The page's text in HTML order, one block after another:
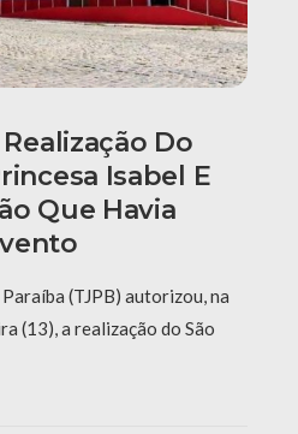
Do
Isabel E
Que Havia
(TJPB) autorizou, na
(13), a realização do São